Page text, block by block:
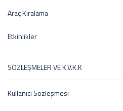
Araç Kiralama
Etkinlikler
SÖZLEŞMELER VE K.V.K.K
Kullanıcı Sözleşmesi